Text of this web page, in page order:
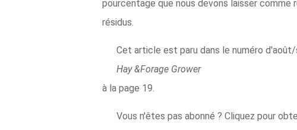
pourcentage que nous devons laisser
résidus.
Cet article est paru dans le numéro
Hay &Forage Grower
à la page 19.
Vous n'êtes pas abonné ? Cliquez pour